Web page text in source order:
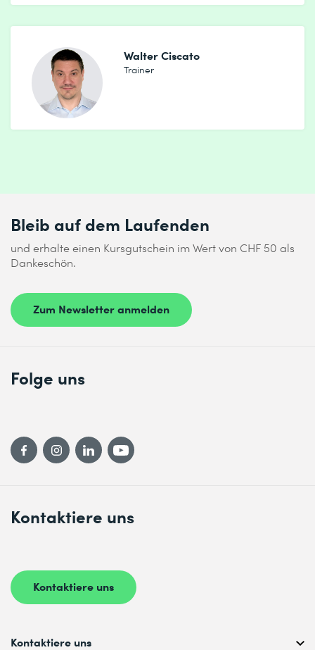
Walter Ciscato
Trainer
Bleib auf dem Laufenden
und erhalte einen Kursgutschein im Wert von CHF 50 als
Dankeschön.
Zum Newsletter anmelden
Kontaktiere uns
Kontaktiere uns
Folge uns
Kontaktiere uns